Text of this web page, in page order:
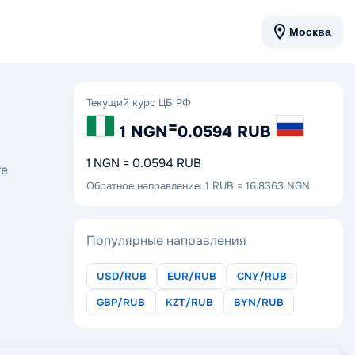
Москва
Текущий курс ЦБ РФ
1 NGN=0.0594 RUB
1 NGN = 0.0594 RUB
Обратное направление: 1 RUB = 16.8363 NGN
Популярные направления
USD/RUB EUR/RUB
CNY/RUB
GBP/RUB
KZT/RUB BYN/RUB